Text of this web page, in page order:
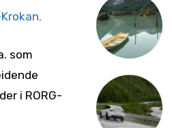
som
i RORG-